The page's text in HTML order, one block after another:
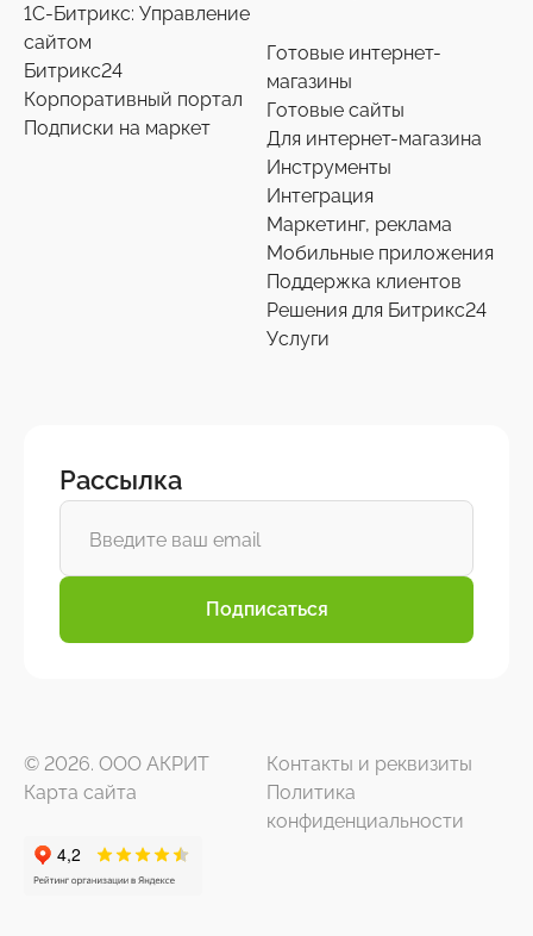
Услуги разработки
Настройки интеграций с маркетплайсами
Экспертиза производительности
Переход на старшие редакции8
1С-Битрикс: Управление
сайтом
Битрикс24
Корпоративный портал
Подписки на маркет
Готовые интернет-
магазины
Готовые сайты
Для интернет-магазина
Инструменты
Интеграция
Маркетинг, реклама
Мобильные приложения
Поддержка клиентов
Решения для Битрикс24
Услуги
Рассылка
Подписаться
© 2026. ООО АКРИТ
Контакты и реквизиты
Карта сайта
Политика
конфиденциальности